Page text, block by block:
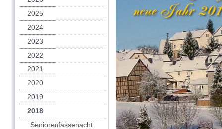
2025
2024
2023
2022
2021
2020
2019
2018
Seniorenfassenacht